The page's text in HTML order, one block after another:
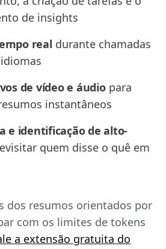
de insights
real durante chamadas
de vídeo e áudiopara
instantâneos
e identificação de alto-
quem disse o quê em
dos resumos orientados por
com os limites de tokens
a extensão gratuita do